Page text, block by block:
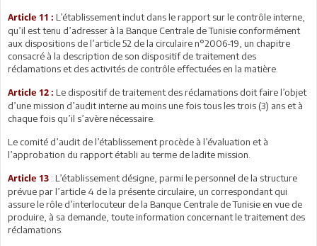
Article 11 : L’établissement inclut dans le rapport sur le contrôle interne,
qu’il est tenu d’adresser à la Banque Centrale de Tunisie conformément
aux dispositions de l’article 52 de la circulaire n°2006-19, un chapitre
consacré à la description de son dispositif de traitement des
réclamations et des activités de contrôle effectuées en la matière.
Article 12 : Le dispositif de traitement des réclamations doit faire l’objet
d’une mission d’audit interne au moins une fois tous les trois (3) ans et à
chaque fois qu’il s’avère nécessaire.
Le comité d’audit de l’établissement procède à l’évaluation et à
l’approbation du rapport établi au terme de ladite mission.
Article 13 : L’établissement désigne, parmi le personnel de la structure
prévue par l’article 4 de la présente circulaire, un correspondant qui
assure le rôle d’interlocuteur de la Banque Centrale de Tunisie en vue de
produire, à sa demande, toute information concernant le traitement des
réclamations.